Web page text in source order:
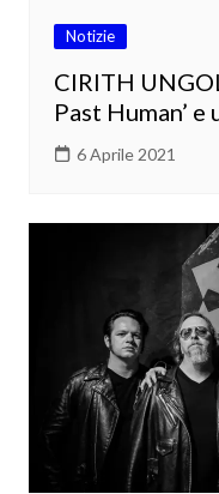
Notizie
CIRITH
Past Human’
6 Aprile 2021